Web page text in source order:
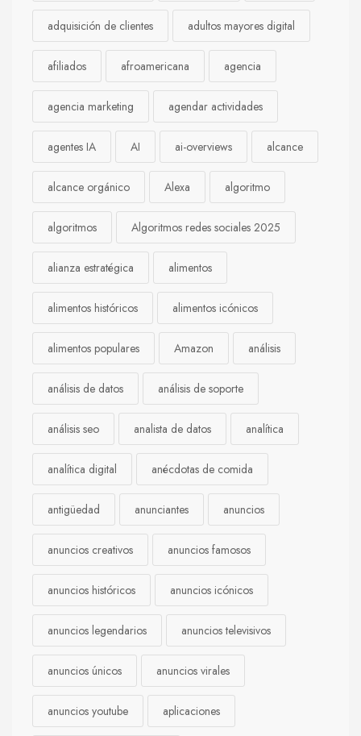
adquisición de clientes adultos mayores digital
afiliados afroamericana agencia
agencia marketing agendar actividades
agentes IA AI ai-overviews alcance
alcance orgánico Alexa algoritmo
algoritmos Algoritmos redes sociales 2025
alianza estratégica alimentos
alimentos históricos alimentos icónicos
alimentos populares Amazon análisis
análisis de datos análisis de soporte
análisis seo analista de datos analítica
analítica digital anécdotas de comida
antigüedad anunciantes anuncios
anuncios creativos anuncios famosos
anuncios históricos anuncios icónicos
anuncios legendarios anuncios televisivos
anuncios únicos anuncios virales
anuncios youtube aplicaciones